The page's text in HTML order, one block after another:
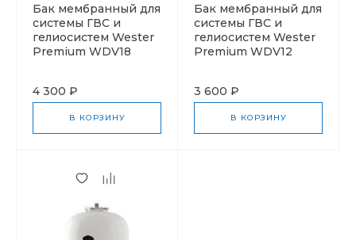
Бак мембранный для
системы ГВС и
гелиосистем Wester
Premium WDV18
4 300 ₽
В КОРЗИНУ
Бак мембранный для
системы ГВС и
гелиосистем Wester
Premium WDV12
3 600 ₽
В КОРЗИНУ